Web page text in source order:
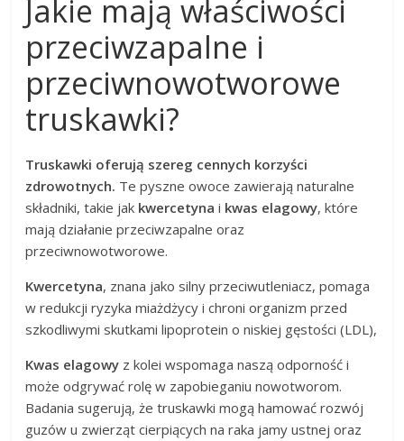
Jakie mają właściwości
przeciwzapalne i
przeciwnowotworowe
truskawki?
Truskawki oferują szereg cennych korzyści
zdrowotnych. Te pyszne owoce zawierają naturalne
składniki, takie jak kwercetyna i kwas elagowy, które
mają działanie przeciwzapalne oraz
przeciwnowotworowe.
Kwercetyna, znana jako silny przeciwutleniacz, pomaga
w redukcji ryzyka miażdżycy i chroni organizm przed
szkodliwymi skutkami lipoprotein o niskiej gęstości (LDL),
Kwas elagowy z kolei wspomaga naszą odporność i
może odgrywać rolę w zapobieganiu nowotworom.
Badania sugerują, że truskawki mogą hamować rozwój
guzów u zwierząt cierpiących na raka jamy ustnej oraz